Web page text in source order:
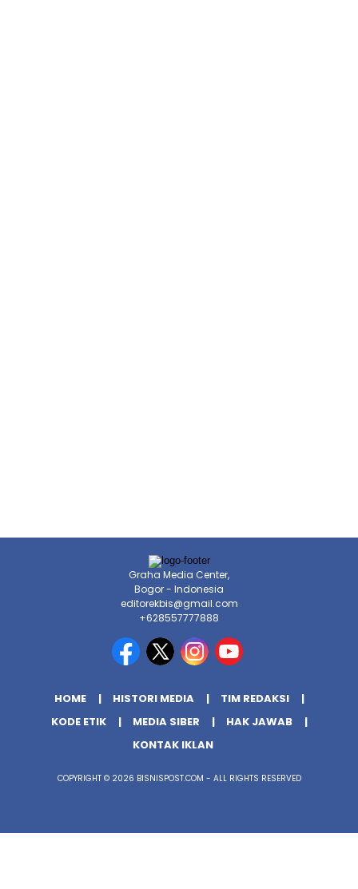
Graha Media Center,
Bogor - Indonesia
editorekbis@gmail.com
+628557777888
HOME HISTORI MEDIA
TIM REDAKSI
KODE ETIK
MEDIA SIBER
HAK JAWAB
KONTAK IKLAN
COPYRIGHT © 2026 BISNISPOST.COM - ALL RIGHTS RESERVED